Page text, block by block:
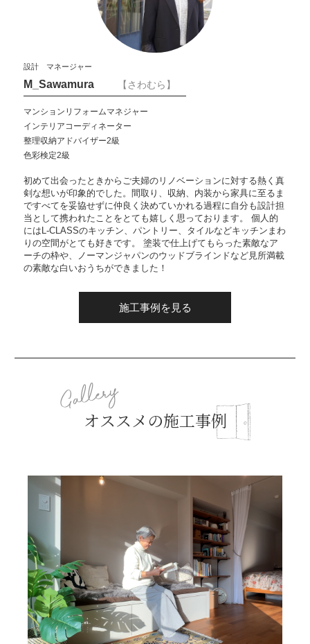
設計 マネージャー
M_Sawamura 【さわむら】
マンションリフォームマネジャー
インテリアコーディネーター
整理収納アドバイザー2級
色彩検定2級
初めて出会ったときからご夫婦のリノベーションに対する熱く真
剣な想いが印象的でした。間取り、収納、内装から家具に至るま
ですべてを妥協せずに仲良く決めていかれる過程に自分も設計担
当として携われたことをとても嬉しく思っております。 個人的
にはL-CLASSのキッチン、パントリー、タイルなどキッチンまわ
りの空間がとても好きです。 塗装で仕上げてもらった素敵なア
ーチの枠や、ノーマンジャパンのウッドブラインドなど見所満載
の素敵な白いおうちができました！
施工事例を見る
オススメの施工事例